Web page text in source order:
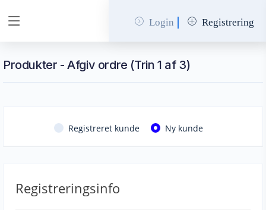
Login Registrering
Produkter - Afgiv ordre (Trin 1 af 3)
Registreret kunde Ny kunde
Registreringsinfo